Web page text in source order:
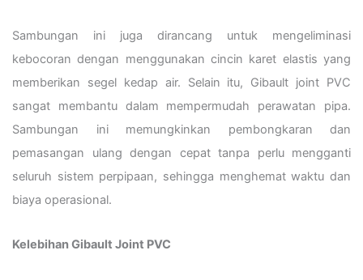
Sambungan ini juga dirancang untuk mengeliminasi
kebocoran dengan menggunakan cincin karet elastis yang
memberikan segel kedap air. Selain itu, Gibault joint PVC
sangat membantu dalam mempermudah perawatan pipa.
Sambungan ini memungkinkan pembongkaran dan
pemasangan ulang dengan cepat tanpa perlu mengganti
seluruh sistem perpipaan, sehingga menghemat waktu dan
biaya operasional.
Kelebihan Gibault Joint PVC